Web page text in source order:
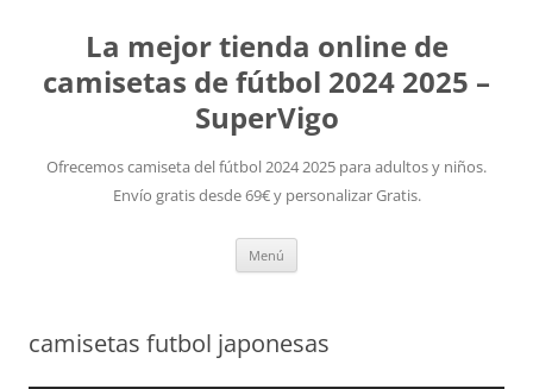
La mejor tienda online de
camisetas de fútbol 2024 2025 –
SuperVigo
Ofrecemos camiseta del fútbol 2024 2025 para adultos y niños.
Envío gratis desde 69€ y personalizar Gratis.
Menú
camisetas futbol japonesas